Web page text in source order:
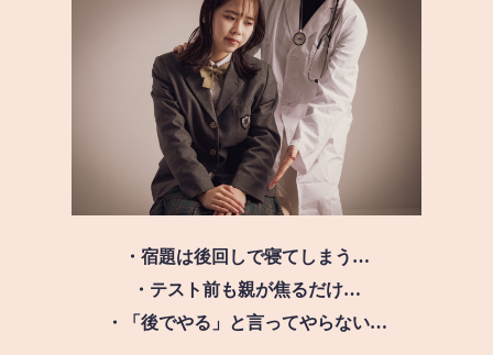
・宿題は後回しで寝てしまう…
・テスト前も親が焦るだけ…
・「後でやる」と言ってやらない…